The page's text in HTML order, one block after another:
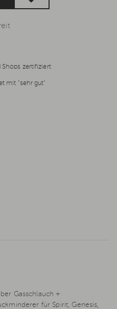
Shops zertifiziert
mit "sehr gut"
Gasschlauch +
für Spirit, Genesis,